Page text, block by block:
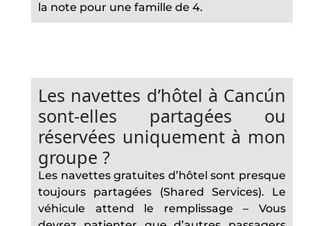
la note pour une famille de 4.
Les navettes d’hôtel à Cancún
sont-elles partagées ou
réservées uniquement à mon
groupe ?
Les navettes gratuites d’hôtel sont presque
toujours partagées (Shared Services). Le
véhicule attend le remplissage – Vous